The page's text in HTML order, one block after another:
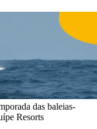
das baleias-
Resorts